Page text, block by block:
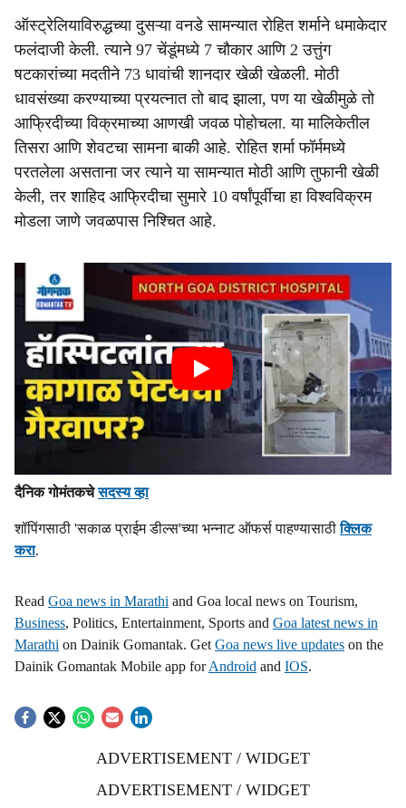
ऑस्ट्रेलियाविरुद्धच्या दुसऱ्या वनडे सामन्यात रोहित शर्माने धमाकेदार
फलंदाजी केली. त्याने 97 चेंडूंमध्ये 7 चौकार आणि 2 उत्तुंग
षटकारांच्या मदतीने 73 धावांची शानदार खेळी खेळली. मोठी
धावसंख्या करण्याच्या प्रयत्नात तो बाद झाला, पण या खेळीमुळे तो
आफ्रिदीच्या विक्रमाच्या आणखी जवळ पोहोचला. या मालिकेतील
तिसरा आणि शेवटचा सामना बाकी आहे. रोहित शर्मा फॉर्ममध्ये
परतलेला असताना जर त्याने या सामन्यात मोठी आणि तुफानी खेळी
केली, तर शाहिद आफ्रिदीचा सुमारे 10 वर्षांपूर्वीचा हा विश्वविक्रम
मोडला जाणे जवळपास निश्चित आहे.
दैनिक गोमंतकचेसदस्य व्हा
शॉपिंगसाठी 'सकाळ प्राईम डील्स'च्या भन्नाट ऑफर्स पाहण्यासाठीक्लिक
करा.
Read Goa news in Marathi and Goa local news on Tourism,
Business, Politics, Entertainment, Sports and Goa latest news in
Marathi on Dainik Gomantak. Get Goa news live updates on the
Dainik Gomantak Mobile app forAndroid and IOS.
ADVERTISEMENT / WIDGET
ADVERTISEMENT / WIDGET